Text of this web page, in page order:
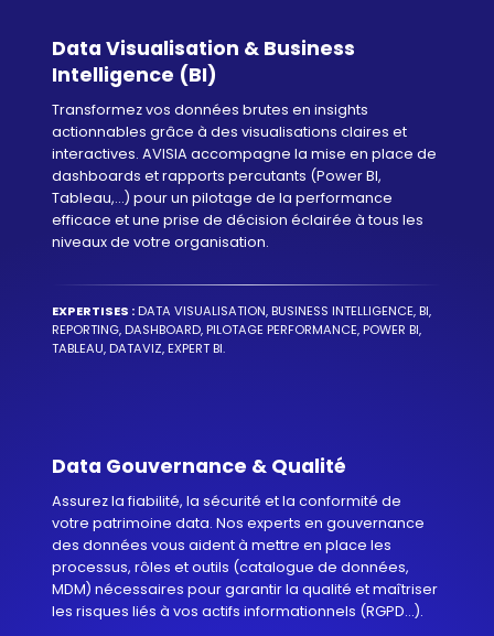
Data Visualisation & Business
Intelligence (BI)
Transformez vos données brutes en insights
actionnables grâce à des visualisations claires et
interactives. AVISIA accompagne la mise en place de
dashboards et rapports percutants (Power BI,
Tableau,...) pour un pilotage de la performance
efficace et une prise de décision éclairée à tous les
niveaux de votre organisation.
EXPERTISES :DATA VISUALISATION, BUSINESS INTELLIGENCE, BI,
REPORTING, DASHBOARD, PILOTAGE PERFORMANCE, POWER BI,
TABLEAU, DATAVIZ, EXPERT BI.
Data Gouvernance & Qualité
Assurez la fiabilité, la sécurité et la conformité de
votre patrimoine data. Nos experts en gouvernance
des données vous aident à mettre en place les
processus, rôles et outils (catalogue de données,
MDM) nécessaires pour garantir la qualité et maîtriser
les risques liés à vos actifs informationnels (RGPD...).